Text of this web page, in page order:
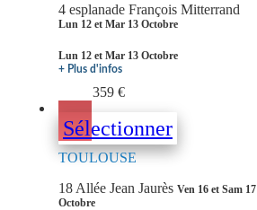
4 esplanade François Mitterrand
Lun 12 et Mar 13 Octobre
Lun 12 et Mar 13 Octobre
+ Plus d'infos
359 €
Sélectionner
TOULOUSE
18 Allée Jean Jaurès Ven 16 et Sam 17
Octobre